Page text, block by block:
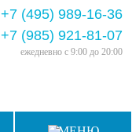
+7 (495) 989-16-36
+7 (985) 921-81-07
ежедневно с 9:00 до 20:00